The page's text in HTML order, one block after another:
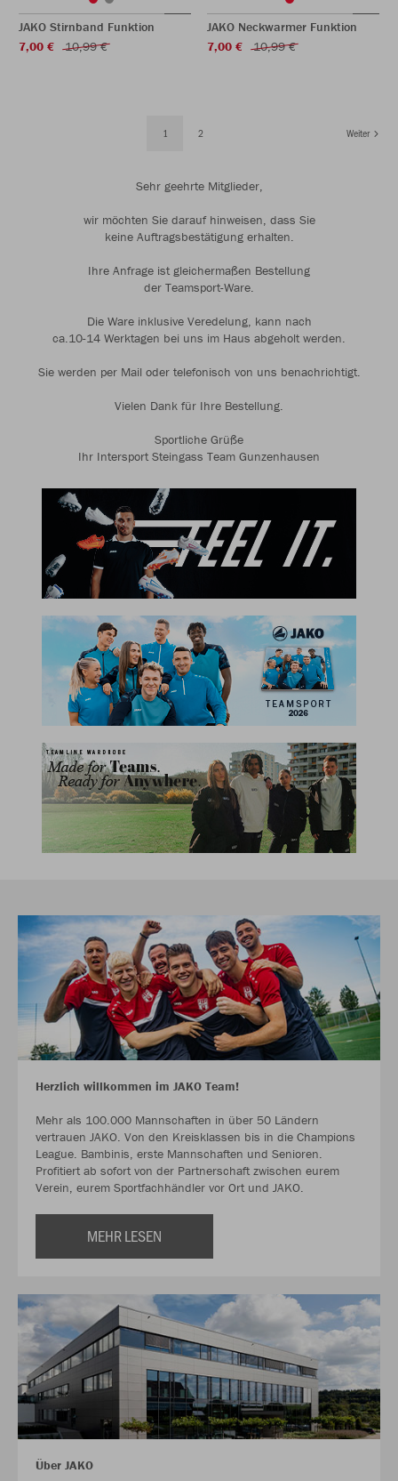
JAKO Stirnband Funktion
7,00 €
10,99 €
JAKO Neckwarmer Funktion
7,00 €
10,99 €
1 2 Weiter
Sehr geehrte Mitglieder,
wir möchten Sie darauf hinweisen, dass Sie
keine Auftragsbestätigung erhalten.
Ihre Anfrage ist gleichermaßen Bestellung
der Teamsport-Ware.
Die Ware inklusive Veredelung, kann nach
ca.10-14 Werktagen bei uns im Haus abgeholt werden.
Sie werden per Mail oder telefonisch von uns benachrichtigt.
Vielen Dank für Ihre Bestellung.
Sportliche Grüße
Ihr Intersport Steingass Team Gunzenhausen
Herzlich willkommen im JAKO Team!
Mehr als 100.000 Mannschaften in über 50 Ländern
vertrauen JAKO. Von den Kreisklassen bis in die Champions
League. Bambinis, erste Mannschaften und Senioren.
Profitiert ab sofort von der Partnerschaft zwischen eurem
Verein, eurem Sportfachhändler vor Ort und JAKO.
MEHR LESEN
Über JAKO